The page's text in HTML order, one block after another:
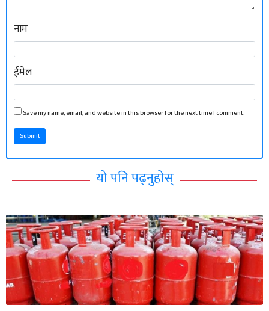
नाम
ईमेल
Save my name, email, and website in this browser for the next time I comment.
Submit
यो पनि पढ्नुहोस्